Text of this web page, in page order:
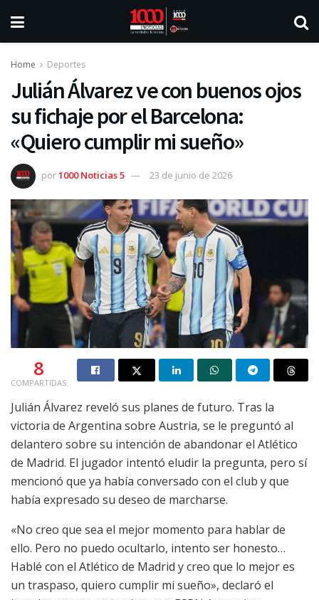
Home Deportes
Julián Álvarez ve con buenos ojos
su fichaje por el Barcelona:
«Quiero cumplir mi sueño»
por1000 Noticias 5 23 de junio de 2026
8
COMPARTIDAS
Julián Álvarez reveló sus planes de futuro. Tras la
victoria de Argentina sobre Austria, se le preguntó al
delantero sobre su intención de abandonar el Atlético
de Madrid. El jugador intentó eludir la pregunta, pero sí
mencionó que ya había conversado con el club y que
había expresado su deseo de marcharse.
«No creo que sea el mejor momento para hablar de
ello. Pero no puedo ocultarlo, intento ser honesto…
Hablé con el Atlético de Madrid y creo que lo mejor es
un traspaso, quiero cumplir mi sueño», declaró el